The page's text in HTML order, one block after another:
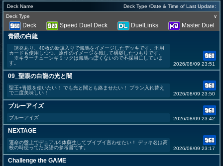
Deck Name
Deck Type /Date & Time of Last Update:
Deck Type
∨
Deck Speed Duel Deck DuelLinks
Master Duel
青眼の白龍
誘発あり、40枚の新規入りで海馬をイメージしたデッキです。汎用
カードも使用しつつ、原作のイメージを残して構築したつもりです。
※キラーチューンギミックは海馬っぽくないので不採用にしていま
す。
2026/08/09 23:51
09_聖眼の白龍の光と闇
聖王+青眼を使いたい！ でも光と闇とも絡ませたい！ プラン入れ替え
で二度美味しい！
2026/08/09 23:50
ブルーアイズ
ブルーアイズ 2026/08/09 23:42
NEXTAGE
運命の盤上でデュアル5体蘇生してブイブイ言わせたい！ デッキ名は高
校の時使ってた英語の参考書です。
2026/08/09 23:17
Challenge the GAME